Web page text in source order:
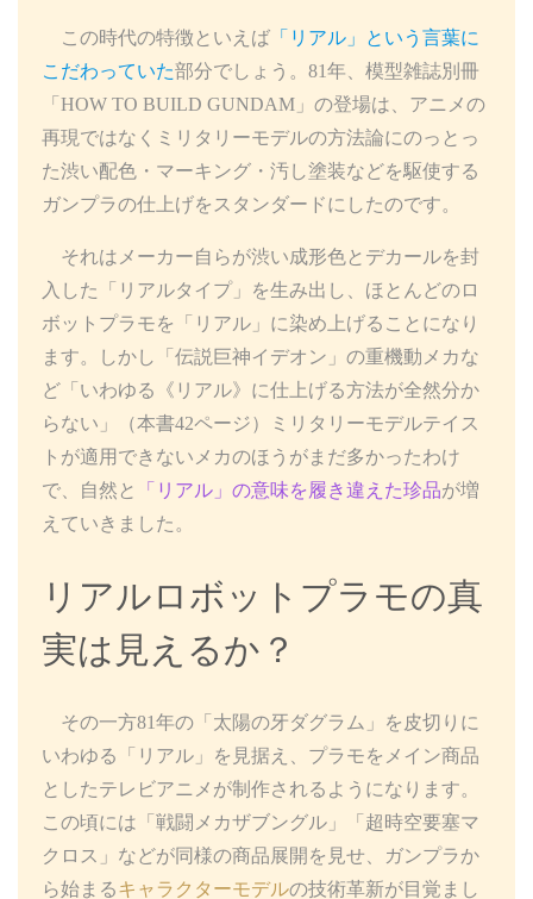
この時代の特徴といえば 「リアル」という言葉に
こだわっていた部分でしょう。81年、模型雑誌別冊
「HOW TO BUILD GUNDAM」の登場は、アニメの
再現ではなくミリタリーモデルの方法論にのっとっ
た渋い配色・マーキング・汚し塗装などを駆使する
ガンプラの仕上げをスタンダードにしたのです。
それはメーカー自らが渋い成形色とデカールを封
入した「リアルタイプ」を生み出し、ほとんどのロ
ボットプラモを「リアル」に染め上げることになり
ます。しかし「伝説巨神イデオン」の重機動メカな
ど「いわゆる《リアル》に仕上げる方法が全然分か
らない」（本書42ページ）ミリタリーモデルテイス
トが適用できないメカのほうがまだ多かったわけ
で、自然と
「リアル」の意味を履き違えた珍品が増
えていきました。
リアルロボットプラモの真
実は見えるか？
その一方81年の「太陽の牙ダグラム」を皮切りに
いわゆる「リアル」を見据え、プラモをメイン商品
としたテレビアニメが制作されるようになります。
この頃には「戦闘メカザブングル」「超時空要塞マ
クロス」などが同様の商品展開を見せ、ガンプラか
ら始まるキャラクターモデルの技術革新が目覚まし